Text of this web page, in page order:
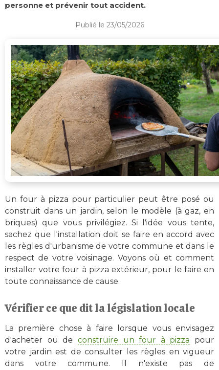
personne et prévenir tout accident.
Publié le 23/05/2026
Un four à pizza pour particulier peut être posé ou
construit dans un jardin, selon le modèle (à gaz, en
briques) que vous privilégiez. Si l'idée vous tente,
sachez que l'installation doit se faire en accord avec
les règles d'urbanisme de votre commune et dans le
respect de votre voisinage. Voyons où et comment
installer votre four à pizza extérieur, pour le faire en
toute connaissance de cause.
Vérifier ce que dit la législation locale
La première chose à faire lorsque vous envisagez
d'acheter ou de construire un four à pizza pour
votre jardin est de consulter les règles en vigueur
dans votre commune. Il n'existe pas de